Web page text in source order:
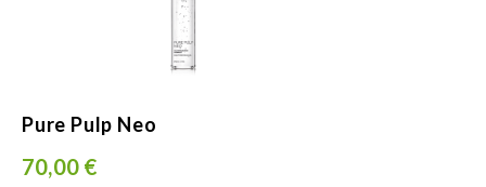
Pure Pulp Neo
70,00 €